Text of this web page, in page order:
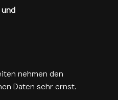
und
nehmen den
Daten sehr ernst.